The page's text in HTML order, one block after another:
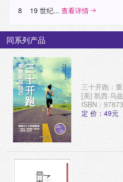
8 19 世纪... 查看详情
同系列产品
三十开跑：
ISBN：
定 价：49元